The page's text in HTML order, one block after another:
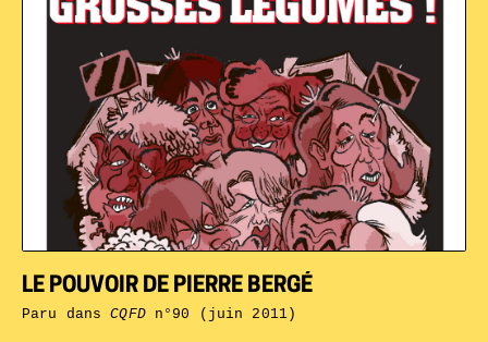
LE POUVOIR DE PIERRE BERGÉ
Paru dansCQFDn°90 (juin 2011)